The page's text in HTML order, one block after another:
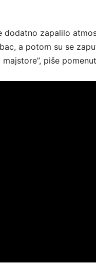
dodatno zapalilo
a potom su se
piše